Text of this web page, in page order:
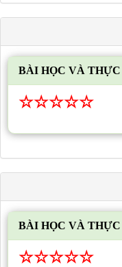
BÀI HỌC VÀ
☆☆☆☆☆
BÀI HỌC VÀ
☆☆☆☆☆